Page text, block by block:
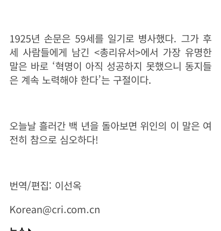
1925년 손문은 59세를 일기로 병사했다. 그가 후
세 사람들에게 남긴 <총리유서>에서 가장 유명한
말은 바로 ‘혁명이 아직 성공하지 못했으니 동지들
은 계속 노력해야 한다’는 구절이다.
오늘날 흘러간 백 년을 돌아보면 위인의 이 말은 여
전히 참으로 심오하다!
번역/편집: 이선옥
Korean@cri.com.cn